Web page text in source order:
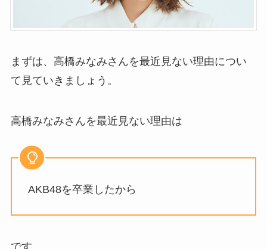
まずは、高橋みなみさんを最近見ない理由につい
て見ていきましょう。
高橋みなみさんを最近見ない理由は
AKB48を卒業したから